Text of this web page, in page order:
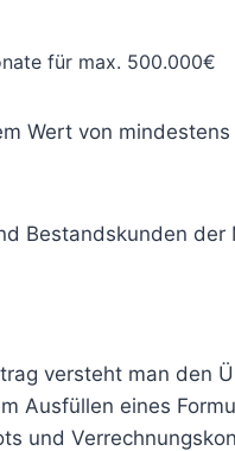
für max. 500.000€
Wert von
Bestandskunden der
versteht man den
Ausfüllen eines
und